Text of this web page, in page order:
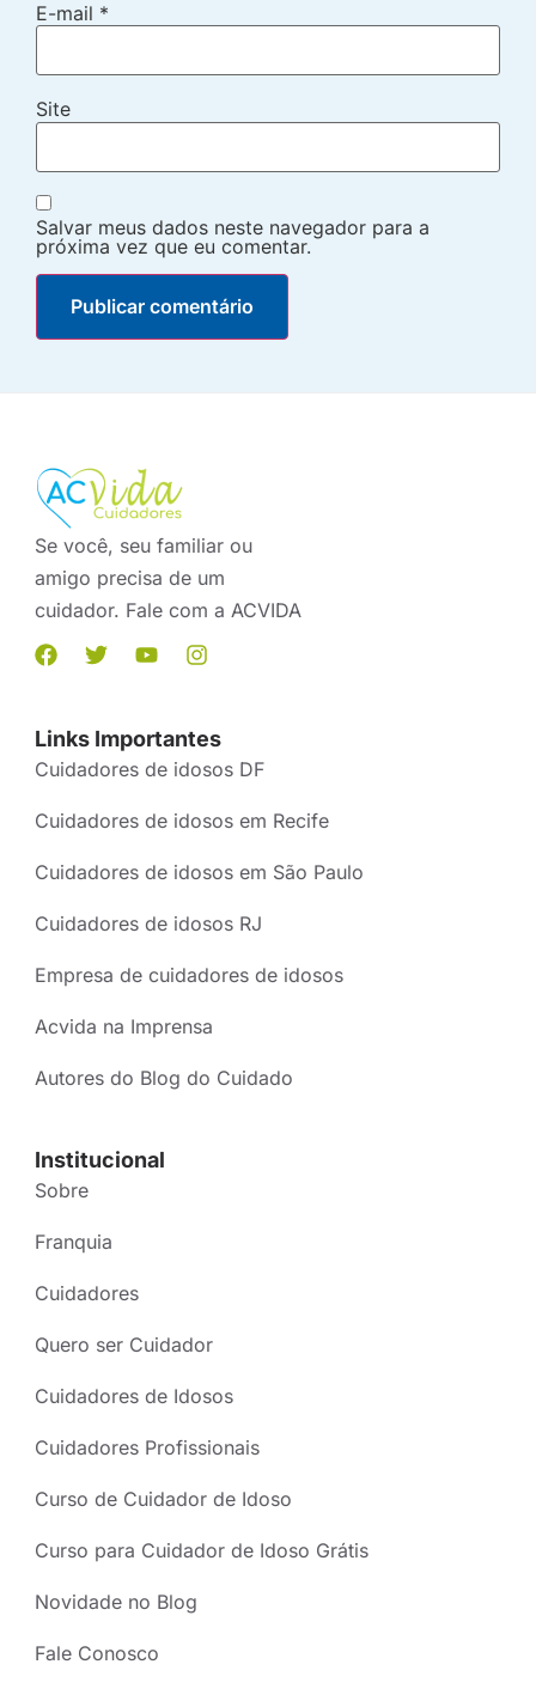
E-mail *
Site
Salvar meus dados neste navegador para a
próxima vez que eu comentar.
Se você, seu familiar ou
amigo precisa de um
cuidador. Fale com a ACVIDA
Links Importantes
Cuidadores de idosos DF
Cuidadores de idosos em Recife
Cuidadores de idosos em São Paulo
Cuidadores de idosos RJ
Empresa de cuidadores de idosos
Acvida na Imprensa
Autores do Blog do Cuidado
Institucional
Sobre
Franquia
Cuidadores
Quero ser Cuidador
Cuidadores de Idosos
Cuidadores Profissionais
Curso de Cuidador de Idoso
Curso para Cuidador de Idoso Grátis
Novidade no Blog
Fale Conosco